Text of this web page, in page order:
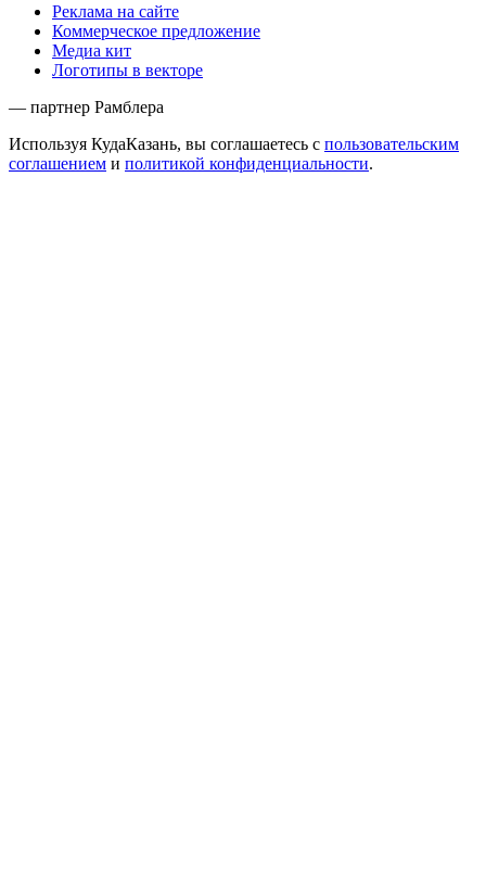
Реклама на сайте
Коммерческое предложение
Медиа кит
Логотипы в векторе
— партнер Рамблера
Используя КудаКазань, вы соглашаетесь с пользовательским
соглашением и политикой конфиденциальности.